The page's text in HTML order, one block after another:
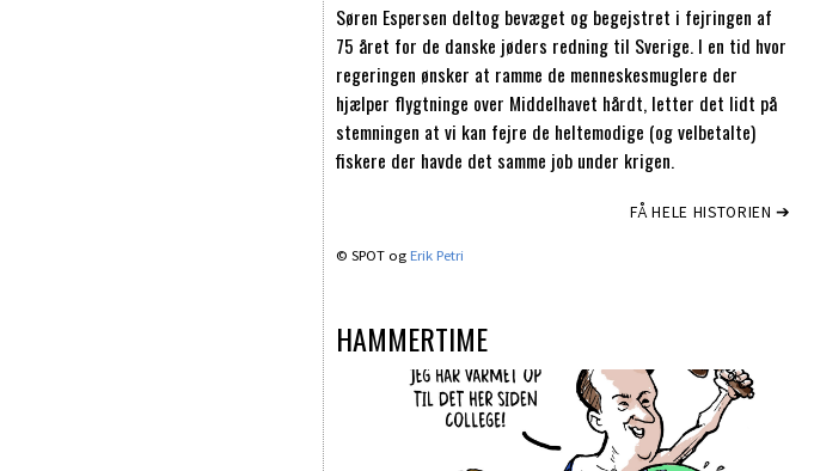
Søren Espersen deltog bevæget og begejstret i fejringen af
75 året for de danske jøders redning til Sverige. I en tid hvor
regeringen ønsker at ramme de menneskesmuglere der
hjælper flygtninge over Middelhavet hårdt, letter det lidt på
stemningen at vi kan fejre de heltemodige (og velbetalte)
fiskere der havde det samme job under krigen.
FÅ HELE HISTORIEN ➔
© SPOT og Erik Petri
HAMMERTIME